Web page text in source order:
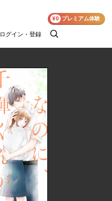
ログイン・登録
検
¥0 プレミアム体験